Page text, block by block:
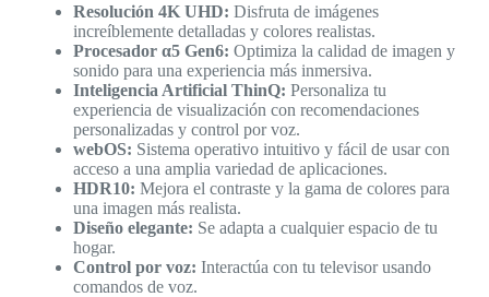
Resolución 4K UHD: Disfruta de imágenes
increíblemente detalladas y colores realistas.
Procesador α5 Gen6: Optimiza la calidad de imagen y
sonido para una experiencia más inmersiva.
Inteligencia Artificial ThinQ: Personaliza tu
experiencia de visualización con recomendaciones
personalizadas y control por voz.
webOS: Sistema operativo intuitivo y fácil de usar con
acceso a una amplia variedad de aplicaciones.
HDR10: Mejora el contraste y la gama de colores para
una imagen más realista.
Diseño elegante: Se adapta a cualquier espacio de tu
hogar.
Control por voz: Interactúa con tu televisor usando
comandos de voz.